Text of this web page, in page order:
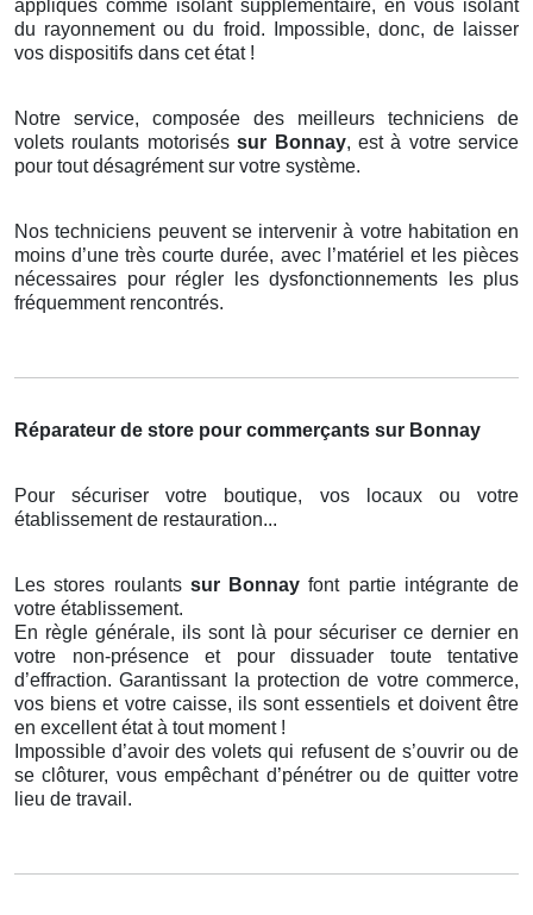
appliqués comme isolant supplémentaire, en vous isolant
du rayonnement ou du froid. Impossible, donc, de laisser
vos dispositifs dans cet état !
Notre service, composée des meilleurs techniciens de
volets roulants motoriséssur Bonnay, est à votre service
pour tout désagrément sur votre système.
Nos techniciens peuvent se intervenir à votre habitation en
moins d’une très courte durée, avec l’matériel et les pièces
nécessaires pour régler les dysfonctionnements les plus
fréquemment rencontrés.
Réparateur de store pour commerçants sur Bonnay
Pour sécuriser votre boutique, vos locaux ou votre
établissement de restauration...
Les stores roulants sur Bonnayfont partie intégrante de
votre établissement.
En règle générale, ils sont là pour sécuriser ce dernier en
votre non-présence et pour dissuader toute tentative
d’effraction. Garantissant la protection de votre commerce,
vos biens et votre caisse, ils sont essentiels et doivent être
en excellent état à tout moment !
Impossible d’avoir des volets qui refusent de s’ouvrir ou de
se clôturer, vous empêchant d’pénétrer ou de quitter votre
lieu de travail.